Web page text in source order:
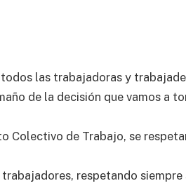
las trabajadoras y
de la decisión que vamos a
Colectivo de Trabajo, se
respetando siempre